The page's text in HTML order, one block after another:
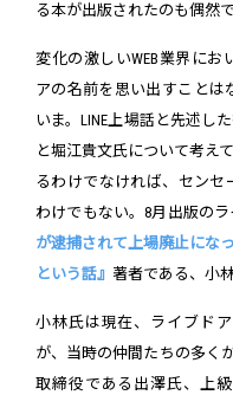
る本が出版されたのも偶然
変化の激しいWEB業界にお
アの名前を思い出すことは
いま。LINE上場話と先述し
と堀江貴文氏について考え
るわけでなければ、センセ
わけでもない。8月出版の
が逮捕されて上場廃止にな
という話』 著者である、小
小林氏は現在、ライブド
が、当時の仲間たちの多く
取締役である出澤氏、上